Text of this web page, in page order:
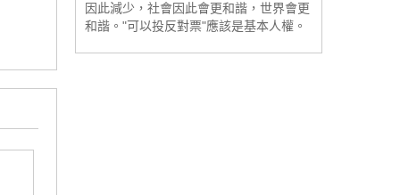
因此減少，社會因此會更和諧，世界會更
和諧。"可以投反對票"應該是基本人權。